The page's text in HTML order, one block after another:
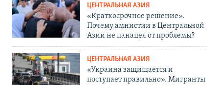
ЦЕНТРАЛЬНАЯ АЗИЯ
«Краткосрочное решение».
Почему амнистии в Центральной
Азии не панацея от проблемы?
ЦЕНТРАЛЬНАЯ АЗИЯ
«Украина защищается и
поступает правильно». Мигранты